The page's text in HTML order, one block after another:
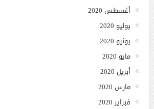
أغسطس 2020
يوليو 2020
يونيو 2020
مايو 2020
أبريل 2020
مارس 2020
فبراير 2020